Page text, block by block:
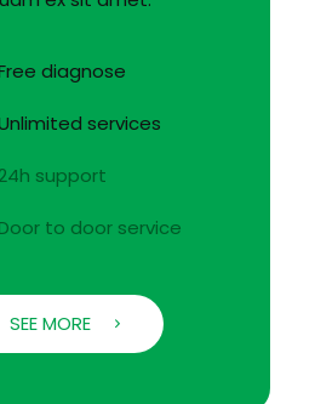
diagnose
services
24h support
Door to door service
SEE MORE